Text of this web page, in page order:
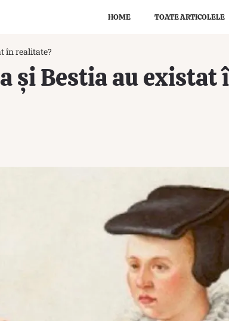
HOME TOATE ARTICOLELE
în realitate?
și Bestia au existat